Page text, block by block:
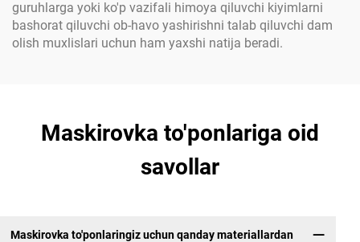
guruhlarga yoki ko'p vazifali himoya qiluvchi kiyimlarni
bashorat qiluvchi ob-havo yashirishni talab qiluvchi dam
olish muxlislari uchun ham yaxshi natija beradi.
Maskirovka to'ponlariga oid
savollar
Maskirovka to'ponlaringiz uchun qanday materiallardan